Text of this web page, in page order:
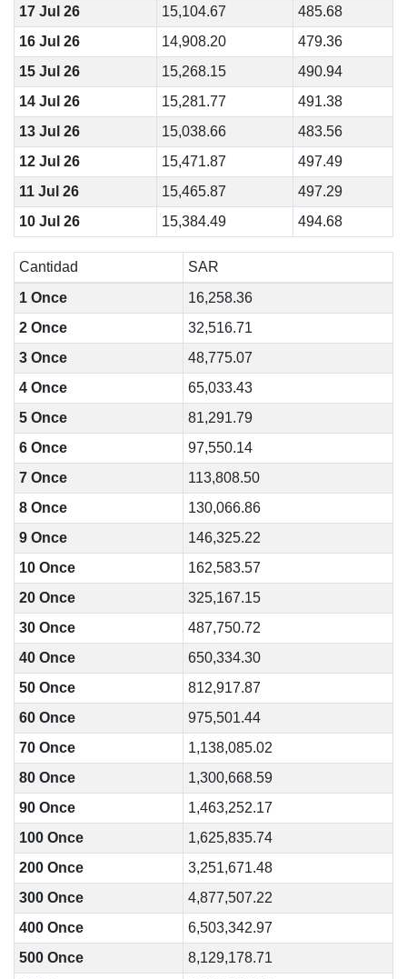
17 Jul 26
15,104.67
485.68
16 Jul 26
14,908.20
479.36
15 Jul 26
15,268.15
490.94
14 Jul 26
15,281.77
491.38
13 Jul 26
15,038.66
483.56
12 Jul 26
15,471.87
497.49
11 Jul 26
15,465.87
497.29
10 Jul 26
15,384.49 494.68
Cantidad
SAR
1 Once
16,258.36
2 Once
32,516.71
3 Once
48,775.07
4 Once
65,033.43
5 Once
81,291.79
6 Once
97,550.14
7 Once
113,808.50
8 Once
130,066.86
9 Once
146,325.22
10 Once
162,583.57
20 Once
325,167.15
30 Once
487,750.72
40 Once
650,334.30
50 Once
812,917.87
60 Once
975,501.44
70 Once
1,138,085.02
80 Once
1,300,668.59
90 Once
1,463,252.17
100 Once
1,625,835.74
200 Once
3,251,671.48
300 Once
4,877,507.22
400 Once
6,503,342.97
500 Once
8,129,178.71